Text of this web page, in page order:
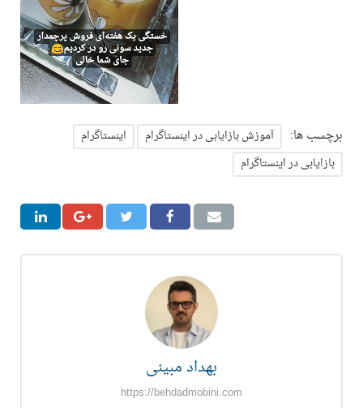
برچسب ها: آموزش بازایابی در اینستاگرام
اینستاگرام
بازایابی در اینستاگرام
بهداد مبینی
https://behdadmobini.com